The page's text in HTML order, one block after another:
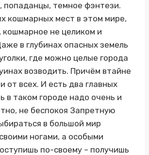
попаданцы, темное фэнтези.
кошмарных мест в этом мире,
кошмарное не целиком и
в глубинах опасных земель
где можно целые города
возводить. Причём втайне
от всех. И есть два главных
в таком городе надо очень и
не беспокоя Запретную
в большой мир
ногами, а особыми
по-своему – получишь